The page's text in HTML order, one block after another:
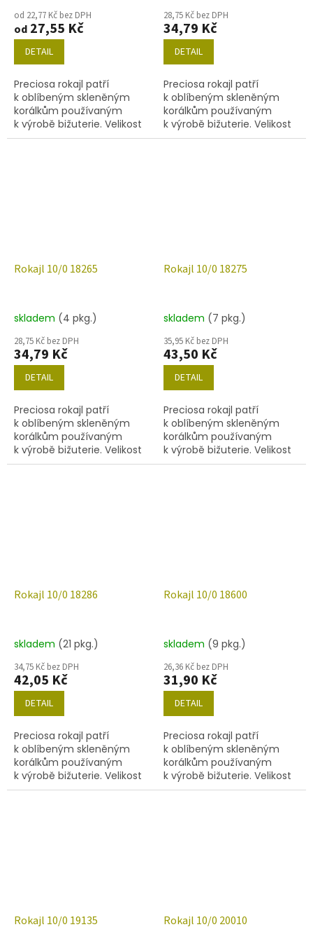
od 22,77 Kč bez DPH
od 27,55 Kč
DETAIL
Preciosa rokajl patří
k oblíbeným skleněným
korálkům používaným
k výrobě bižuterie. Velikost
10/0 (2,0-2,4mm),barva
28,75 Kč bez DPH
34,79 Kč
DETAIL
Preciosa rokajl patří
k oblíbeným skleněným
korálkům používaným
k výrobě bižuterie. Velikost
10/0 (2,0-2,4mm),barva
Rokajl 10/0 18265
skladem (4 pkg.)
28,75 Kč bez DPH
34,79 Kč
DETAIL
Preciosa rokajl patří
k oblíbeným skleněným
korálkům používaným
k výrobě bižuterie. Velikost
10/0 (2,0-2,4mm),barva
Rokajl 10/0 18275
skladem (7 pkg.)
35,95 Kč bez DPH
43,50 Kč
DETAIL
Preciosa rokajl patří
k oblíbeným skleněným
korálkům používaným
k výrobě bižuterie. Velikost
10/0 (2,2-2,4 mm), barva
Rokajl 10/0 18286
skladem (21 pkg.)
34,75 Kč bez DPH
42,05 Kč
DETAIL
Preciosa rokajl patří
k oblíbeným skleněným
korálkům používaným
k výrobě bižuterie. Velikost
10/0 (2,2-2,4mm), barva
Rokajl 10/0 18600
skladem (9 pkg.)
26,36 Kč bez DPH
31,90 Kč
DETAIL
Preciosa rokajl patří
k oblíbeným skleněným
korálkům používaným
k výrobě bižuterie. Velikost
10/0 (2,0-2,4mm),barva
Rokajl 10/0 19135 Rokajl 10/0 20010